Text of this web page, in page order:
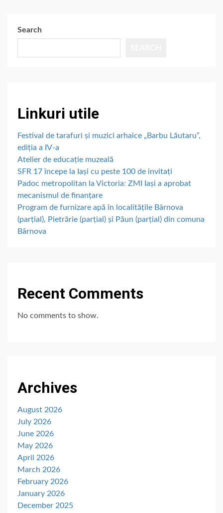
Search
Linkuri utile
Festival de tarafuri și muzici arhaice „Barbu Lăutaru”,
ediția a IV-a
Atelier de educație muzeală
SFR 17 începe la Iași cu peste 100 de invitați
Padoc metropolitan la Victoria: ZMI Iași a aprobat
mecanismul de finanțare
Program de furnizare apă în localitățile Bârnova
(parțial), Pietrărie (parțial) și Păun (parțial) din comuna
Bârnova
Recent Comments
No comments to show.
Archives
August 2026
July 2026
June 2026
May 2026
April 2026
March 2026
February 2026
January 2026
December 2025